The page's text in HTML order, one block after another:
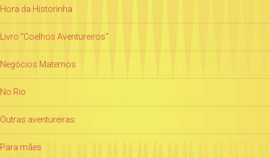
Hora da Historinha
Livro "Coelhos Aventureiros"
Negócios Maternos
No Rio
Outras aventureiras
Para mães